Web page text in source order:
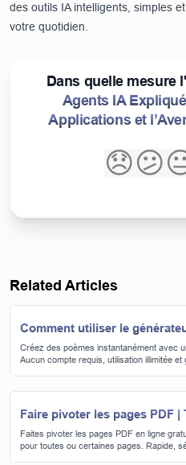
des outils IA intelligents, simples
votre quotidien.
Dans quelle mesure
Agents IA
Applications et
😞😕
Related Articles
Comment utiliser le
Créez des poèmes instantanément avec
Aucun compte requis, utilisation illimitée
Faire pivoter les pages PDF |
Faites pivoter les pages PDF en ligne
pour toutes ou certaines pages. Rapide,